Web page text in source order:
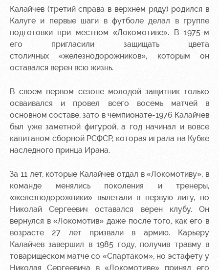
Арена
Организация
мероприятий
Аренда
полей
площадей
Ледовый
дворец
Занятия
спортом
Локо
Старт
Локо-Лето
Академия
поступить
Руководство
Контакты
Академии
для
болельщиков
Банковская
«Локомотив»
Парковка
Карта
болельщика
Программа
Информация
для
болельщиков
МГН
Калайчев (третий справа в верхнем ряду) родился в
Калуге и первые шаги в футболе делал в группе
подготовки при местном «Локомотиве». В 1975-м
его пригласили защищать цвета
столичных «железнодорожников», которым он
оставался верен всю жизнь.
В своем первом сезоне молодой защитник только
осваивался и провел всего восемь матчей в
основном составе, зато в чемпионате-1976 Калайчев
был уже заметной фигурой, а год начинал и вовсе
капитаном сборной РСФСР, которая играла на Кубке
наследного принца Ирана.
За 11 лет, которые Калайчев отдал в «Локомотиву», в
команде менялись поколения и тренеры,
«железнодорожники» вылетали в первую лигу, но
Николай Сергеевич оставался верен клубу. Он
вернулся в «Локомотив» даже после того, как его в
возрасте 27 лет призвали в армию. Карьеру
Калайчев завершил в 1985 году, получив травму в
товарищеском матче со «Спартаком», но эстафету у
Николая Сергеевича в «Локомотиве» принял его